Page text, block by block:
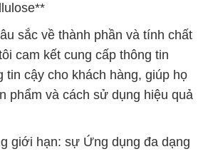
sắc về thành phần và tính chất
cam kết cung cấp thông tin
tin cậy cho khách hàng, giúp họ
phẩm và cách sử dụng hiệu quả
giới hạn: sự Ứng dụng đa dạng